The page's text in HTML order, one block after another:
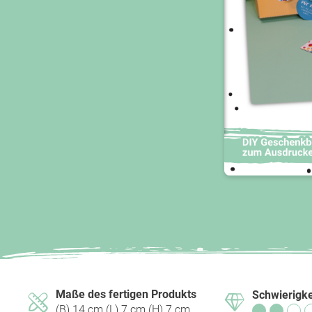
Maße des fertigen Produkts